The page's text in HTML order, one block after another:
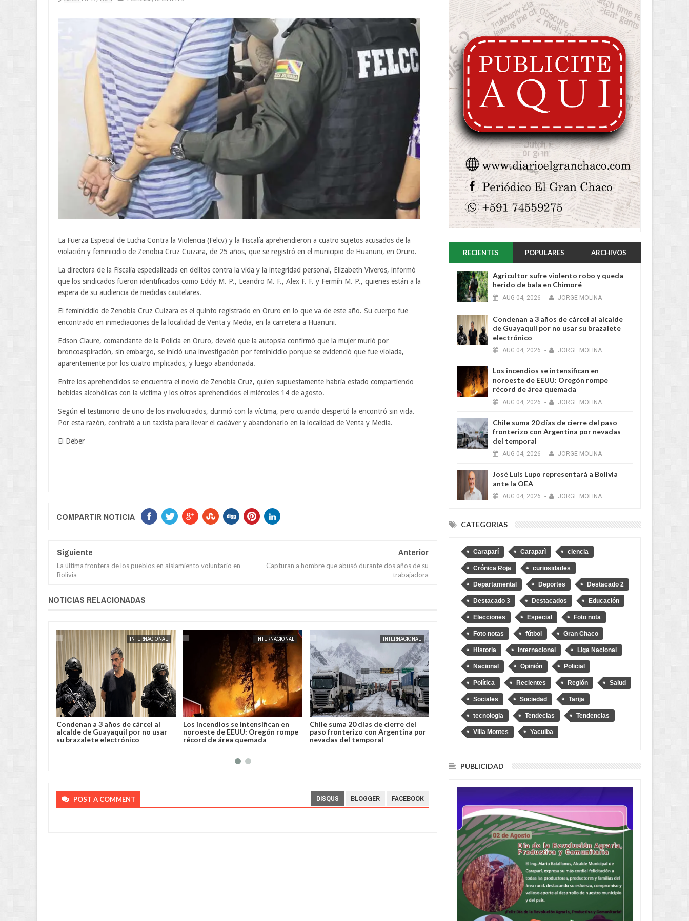
La Fuerza Especial de Lucha Contra la Violencia (Felcv) y la Fiscalía aprehendieron a cuatro sujetos acusados de la
violación y feminicidio de Zenobia Cruz Cuizara, de 25 años, que se registró en el municipio de Huanuni, en Oruro.
La directora de la Fiscalía especializada en delitos contra la vida y la integridad personal, Elizabeth Viveros, informó
que los sindicados fueron identificados como Eddy M. P., Leandro M. F., Alex F. F. y Fermín M. P., quienes están a la
espera de su audiencia de medidas cautelares.
El feminicidio de Zenobia Cruz Cuizara es el quinto registrado en Oruro en lo que va de este año. Su cuerpo fue
encontrado en inmediaciones de la localidad de Venta y Media, en la carretera a Huanuni.
Edson Claure, comandante de la Policía en Oruro, develó que la autopsia confirmó que la mujer murió por
broncoaspiración, sin embargo, se inició una investigación por feminicidio porque se evidenció que fue violada,
aparentemente por los cuatro implicados, y luego abandonada.
Entre los aprehendidos se encuentra el novio de Zenobia Cruz, quien supuestamente habría estado compartiendo
bebidas alcohólicas con la víctima y los otros aprehendidos el miércoles 14 de agosto.
Según el testimonio de uno de los involucrados, durmió con la víctima, pero cuando despertó la encontró sin vida.
Por esta razón, contrató a un taxista para llevar el cadáver y abandonarlo en la localidad de Venta y Media.
El Deber
COMPARTIR NOTICIA
Siguiente
La última frontera de los pueblos en aislamiento voluntario en
Bolivia
Anterior
Capturan a hombre que abusó durante dos años de su
trabajadora
NOTICIAS RELACIONADAS
AUG
INTERNACIONAL AUG 04, 2026
Condenan a 3 años de cárcel al
alcalde de Guayaquil por no usar
su brazalete electrónico
INTERNACIONAL
Los incendios se intensifican en
noroeste de EEUU: Oregón rompe
récord de área quemada
INTERNACIONAL
Chile suma 20 días de cierre del
paso fronterizo con Argentina por
nevadas del temporal
NACIONAL
José Luis Lupo representará a
Bolivia ante la OEA
JORGE MOLINA
“No soy Diprove, no hagan el
POST A COMMENT DISQUS BLOGGER FACEBOOK
RECIENTES POPULARES ARCHIVOS
Agricultor sufre violento robo y queda
herido de bala en Chimoré
AUG 04, 2026 - JORGE MOLINA
Condenan a 3 años de cárcel al alcalde
de Guayaquil por no usar su brazalete
electrónico
AUG 04, 2026 - JORGE MOLINA
Los incendios se intensifican en
noroeste de EEUU: Oregón rompe
récord de área quemada
AUG 04, 2026 - JORGE MOLINA
Chile suma 20 días de cierre del paso
fronterizo con Argentina por nevadas
del temporal
AUG 04, 2026 - JORGE MOLINA
José Luis Lupo representará a Bolivia
ante la OEA
AUG 04, 2026 - JORGE MOLINA
CATEGORIAS
Caraparí Caraparì ciencia
Crónica Roja curiosidades
Departamental Deportes Destacado 2
Destacado 3 Destacados Educación
Elecciones Especial Foto nota
Foto notas fútbol Gran Chaco
Historia Internacional Liga Nacional
Nacional Opinión Policial
Política Recientes Región Salud
Sociales Sociedad Tarija
tecnologia Tendecias Tendencias
Villa Montes Yacuiba
PUBLICIDAD